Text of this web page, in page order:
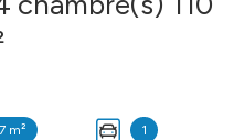
m² 1